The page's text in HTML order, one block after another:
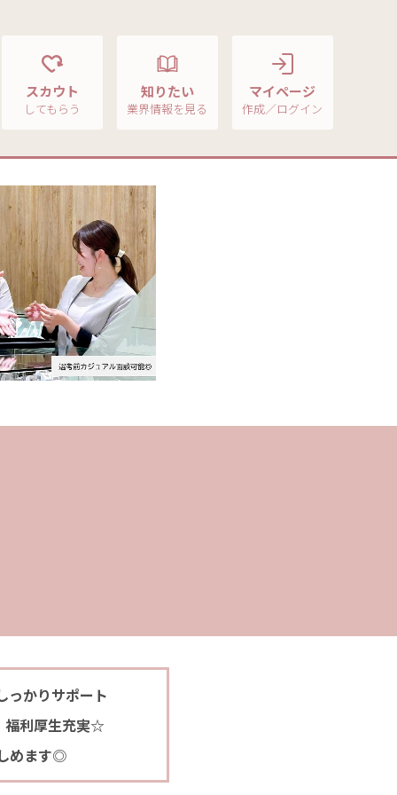
スカウト
してもらう
知りたい
業界情報を見る
マイページ
作成／ログイン
っかりサポート
福利厚生充実☆
めます◎